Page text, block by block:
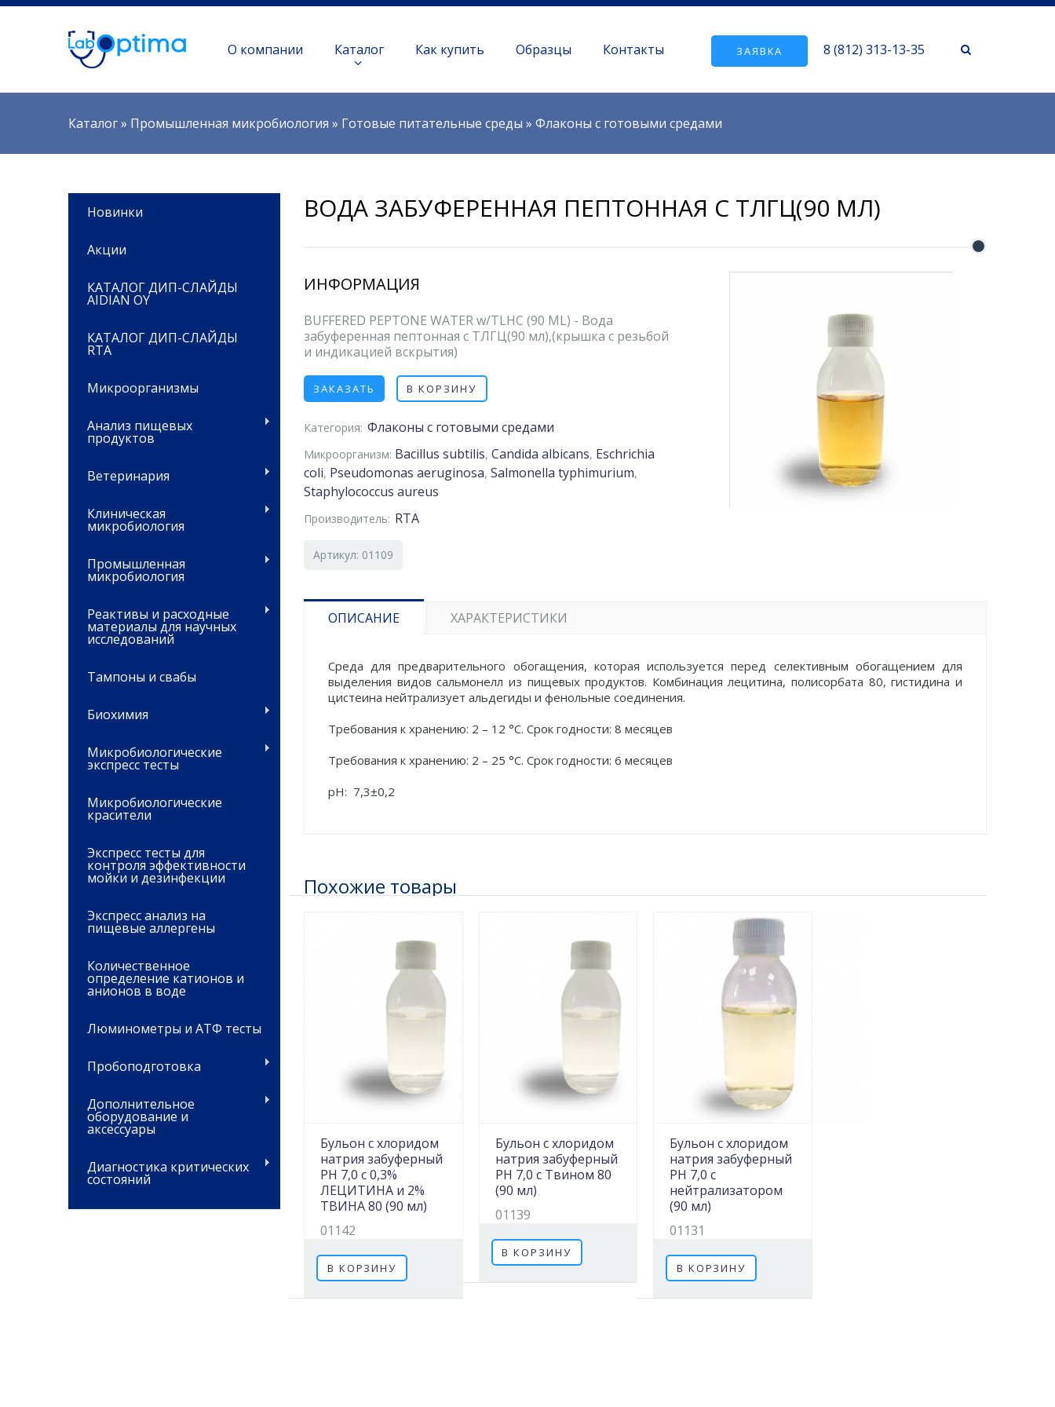
О компании Каталог Как купить Образцы Контакты ЗАЯВКА 8 (812) 313-13-35
Вы здесь
Каталог» Промышленная микробиология » Готовые питательные среды » Флаконы с готовыми средами
Новинки
Акции
КАТАЛОГ ДИП-СЛАЙДЫ
AIDIAN OY
КАТАЛОГ ДИП-СЛАЙДЫ
RTA
Микроорганизмы
Анализ пищевых
продуктов
Ветеринария
Клиническая
микробиология
Промышленная
микробиология
Реактивы и расходные
материалы для научных
исследований
Тампоны и свабы
Биохимия
Микробиологические
экспресс тесты
Микробиологические
красители
Экспресс тесты для
контроля эффективности
мойки и дезинфекции
Экспресс анализ на
пищевые аллергены
Количественное
определение катионов и
анионов в воде
Люминометры и АТФ тесты
Пробоподготовка
Дополнительное
оборудование и
аксессуары
Диагностика критических
состояний
ВОДА ЗАБУФЕРЕННАЯ ПЕПТОННАЯ C ТЛГЦ(90 МЛ)
ИНФОРМАЦИЯ
BUFFERED PEPTONE WATER w/TLHC (90 ML) - Вода
забуференная пептонная c ТЛГЦ(90 мл),(крышка с резьбой
и индикацией вскрытия)
ЗАКАЗАТЬ В КОРЗИНУ
Категория: Флаконы с готовыми средами
Микроорганизм: Bacillus subtilis, Candida albicans, Eschrichia
coli, Pseudomonas aeruginosa, Salmonella typhimurium,
Staphylococcus aureus
Производитель: RTA
Артикул: 01109
ОПИСАНИЕ ХАРАКТЕРИСТИКИ
Среда для предварительного обогащения, которая используется перед селективным обогащением для
выделения видов сальмонелл из пищевых продуктов. Комбинация лецитина, полисорбата 80, гистидина и
цистеина нейтрализует альдегиды и фенольные соединения.
Требования к хранению: 2 – 12 °C. Срок годности: 8 месяцев
Требования к хранению: 2 – 25 °C. Срок годности: 6 месяцев
рН: 7,3±0,2
Похожие товары
Бульон с хлоридом
натрия забуферный
PH 7,0 с 0,3%
ЛЕЦИТИНА и 2%
ТВИНА 80 (90 мл)
01142
В КОРЗИНУ
Бульон с хлоридом
натрия забуферный
PH 7,0 с Твином 80
(90 мл)
01139
В КОРЗИНУ
Бульон с хлоридом
натрия забуферный
PH 7,0 c
нейтрализатором
(90 мл)
01131
В КОРЗИНУ